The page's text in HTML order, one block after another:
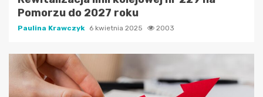
Pomorzu do 2027 roku
Paulina Krawczyk 6 kwietnia 2025 2003